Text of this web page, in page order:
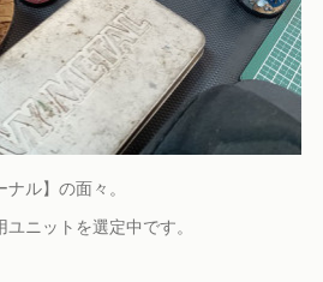
ル】の面々。
ニットを選定中です。